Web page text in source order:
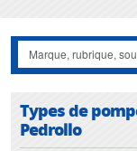
avec de nouvelles
Types de
Pedrollo